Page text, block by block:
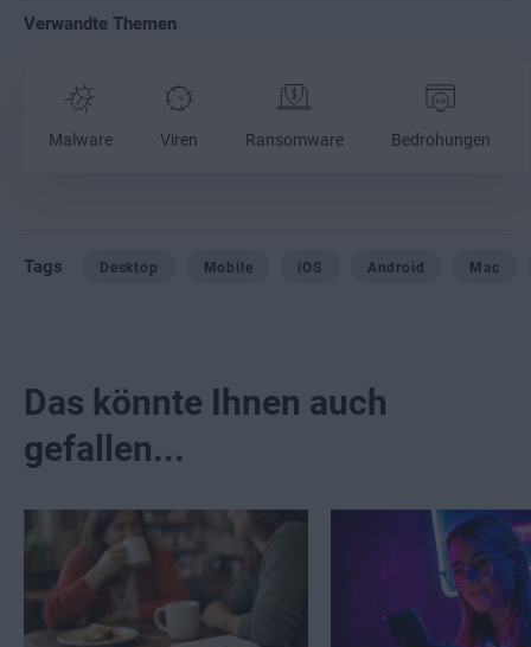
Verwandte Themen
Malware Viren Ransomware Bedrohungen
Tags Desktop Mobile iOS Android Mac
Das könnte Ihnen auch
gefallen...